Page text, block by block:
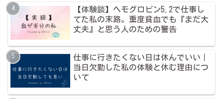
【体験談】ヘモグロビン5.2で仕事し
てた私の末路。重度貧血でも『まだ大
丈夫』と思う人のための警告
仕事に行きたくない日は休んでいい｜
当日欠勤した私の体験と休む理由につ
いて